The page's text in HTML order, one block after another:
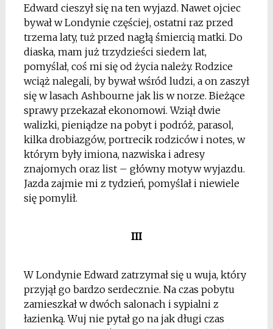
Edward cieszył się na ten wyjazd. Nawet ojciec
bywał w Londynie częściej, ostatni raz przed
trzema laty, tuż przed nagłą śmiercią matki. Do
diaska, mam już trzydzieści siedem lat,
pomyślał, coś mi się od życia należy. Rodzice
wciąż nalegali, by bywał wśród ludzi, a on zaszył
się w lasach Ashbourne jak lis w norze. Bieżące
sprawy przekazał ekonomowi. Wziął dwie
walizki, pieniądze na pobyt i podróż, parasol,
kilka drobiazgów, portrecik rodziców i notes, w
którym były imiona, nazwiska i adresy
znajomych oraz list – główny motyw wyjazdu.
Jazda zajmie mi z tydzień, pomyślał i niewiele
się pomylił.
III
W Londynie Edward zatrzymał się u wuja, który
przyjął go bardzo serdecznie. Na czas pobytu
zamieszkał w dwóch salonach i sypialni z
łazienką. Wuj nie pytał go na jak długi czas